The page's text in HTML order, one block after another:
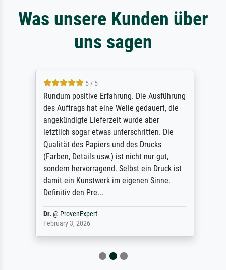
Was unsere Kunden über
uns sagen
5 / 5
Rundum positive Erfahrung. Die Ausführung
des Auftrags hat eine Weile gedauert, die
angekündigte Lieferzeit wurde aber
letztlich sogar etwas unterschritten. Die
Qualität des Papiers und des Drucks
(Farben, Details usw.) ist nicht nur gut,
sondern hervorragend. Selbst ein Druck ist
damit ein Kunstwerk im eigenen Sinne.
Definitiv den Pre...
Dr.@ ProvenExpert
February 3, 2026